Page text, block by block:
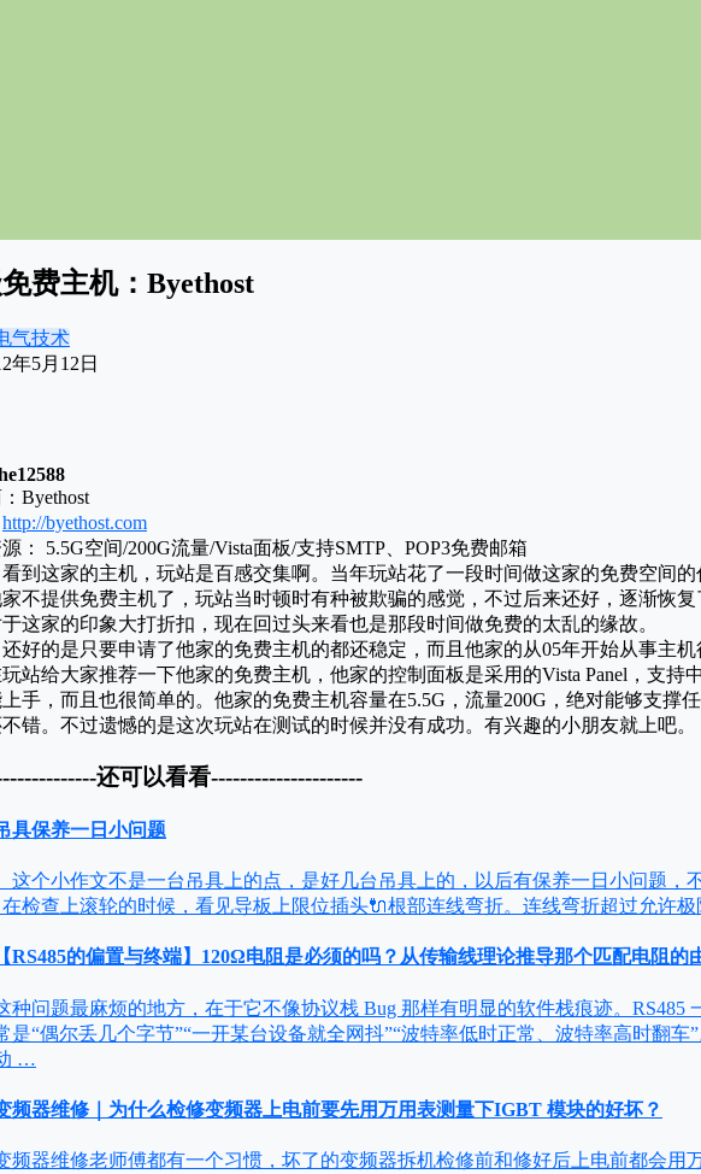
费主机：Byethost
气技术
年5月12日
Byethost
http://byethost.com
： 5.5G空间/200G流量/Vista面板/支持SMTP、POP3免费邮箱
到这家的主机，玩站是百感交集啊。当年玩站花了一段时间做这家的免费空间
不提供免费主机了，玩站当时顿时有种被欺骗的感觉，不过后来还好，逐渐恢
这家的印象大打折扣，现在回过头来看也是那段时间做免费的太乱的缘故。
好的是只要申请了他家的免费主机的都还稳定，而且他家的从05年开始从事主
玩站给大家推荐一下他家的免费主机，他家的控制面板是采用的Vista Panel，支持
手，而且也很简单的。他家的免费主机容量在5.5G，流量200G，绝对能够支撑
错。不过遗憾的是这次玩站在测试的时候并没有成功。有兴趣的小朋友就上吧。
还可以看看---------------------
具保养一日小问题
这个小作文不是一台吊具上的点，是好几台吊具上的，以后有保养一日小问题
在检查上滚轮的时候，看见导板上限位插头🔌根部连线弯折。连线弯折超过允许
【RS485的偏置与终端】120Ω电阻是必须的吗？从传输线理论推导那个匹配电阻的
种问题最麻烦的地方，在于它不像协议栈 Bug 那样有明显的软件栈痕迹。RS485
是“偶尔丢几个字节”“一开某台设备就全网抖”“波特率低时正常、波特率高时翻车
…
频器维修｜为什么检修变频器上电前要先用万用表测量下IGBT 模块的好坏？
频器维修老师傅都有一个习惯，坏了的变频器拆机检修前和修好后上电前都会用